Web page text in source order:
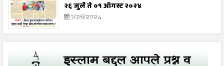
२६ जुलै ते ०१ ऑगस्ट २०२४
7/26/2024